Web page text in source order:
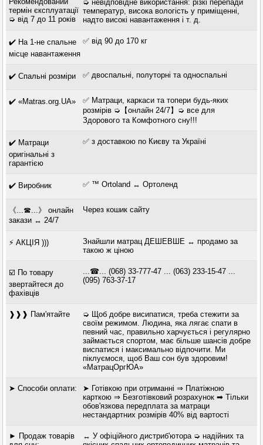
термін єксплуатації
➭ від 7 до 11 років
➭ невідповідне використання: різкі перепади
температур, висока вологість у приміщенні,
надто високі навантаження і т. д.
✔️ На 1-не спальне
місце навантаження
✅ від 90 до 170 кг
✔️ Спальні розміри ✅ двоспальні, полуторні та односпальні
✔️ «Matras.org.UA»
✅ Матраци, каркаси та топери будь-яких
розмірів ➭【онлайн 24/7】➭ все для
Здорового та Комфотного сну!!!
✔️ Матраци
оригінальні з
гарантією
✅ з доставкою по Києву та Україні
✔️ Виробник ✅ ™ Ortoland ↔ Ортоленд
《...☎...》 онлайн
закази ↔ 24/7
Через кошик сайту
⚡ АКЦІЯ )))
Знайшли матрац ДЕШЕВШЕ ↔ продамо за
такою ж ціною
☑️ По товару
звертайтеся до
фахівців
...☎... (068) 33-777-47 ... (063) 233-15-47 ...
(095) 763-37-17
❱❱❱ Пам'ятайте
➭ Щоб добре висипатися, треба стежити за
своїм режимом. Людина, яка лягає спати в
певний час, правильно харчується і регулярно
займається спортом, має більше шансів добре
виспатися і максимально відпочити. Ми
піклуємося, щоб Ваш сон був здоровим!
«МатрацОргЮА»
➤ Способи оплати:
➤ Готівкою при отриманні ⇒ Платіжною
карткою ⇒ Безготівковий розрахунок ➡ Тільки
обов'язкова передплата за матраци
нестандартних розмірів 40% від вартості
► Продаж товарів
↔ У офіційного дистриб'ютора ➭ надійних та